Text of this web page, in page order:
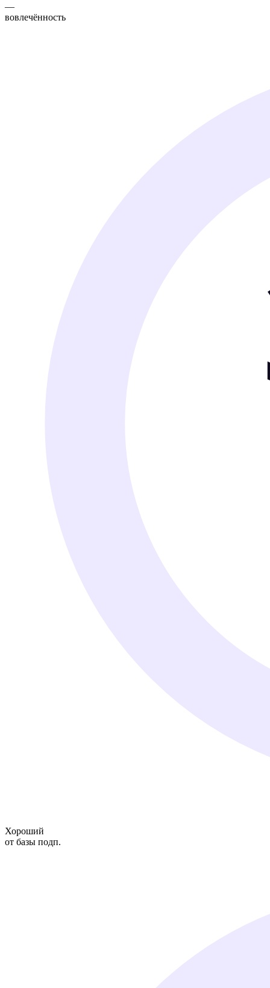
—
вовлечённость
Хороший
от базы подп.